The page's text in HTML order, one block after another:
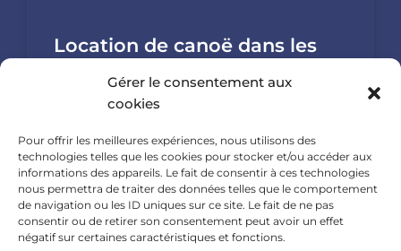
Gérer le consentement aux
cookies
Pour offrir les meilleures expériences, nous utilisons des
technologies telles que les cookies pour stocker et/ou accéder aux
informations des appareils. Le fait de consentir à ces technologies
nous permettra de traiter des données telles que le comportement
de navigation ou les ID uniques sur ce site. Le fait de ne pas
consentir ou de retirer son consentement peut avoir un effet
négatif sur certaines caractéristiques et fonctions.
Location de canoë dans les
de 11km
🛶 Location de canoë dans les gorges de
l’Aveyron : découvrez un parcours de 11 km
inoubliable Vous cherchez une